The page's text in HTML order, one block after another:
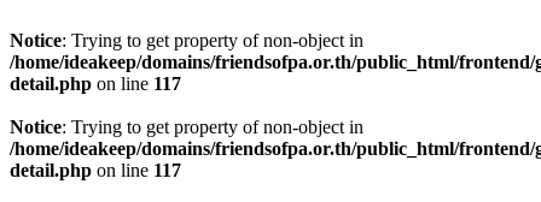
Notice: Trying to get property of non-object in
/home/ideakeep/domains/friendsofpa.or.th/public_html/frontend/
detail.php on line 117
Notice: Trying to get property of non-object in
/home/ideakeep/domains/friendsofpa.or.th/public_html/frontend/
detail.php on line 117